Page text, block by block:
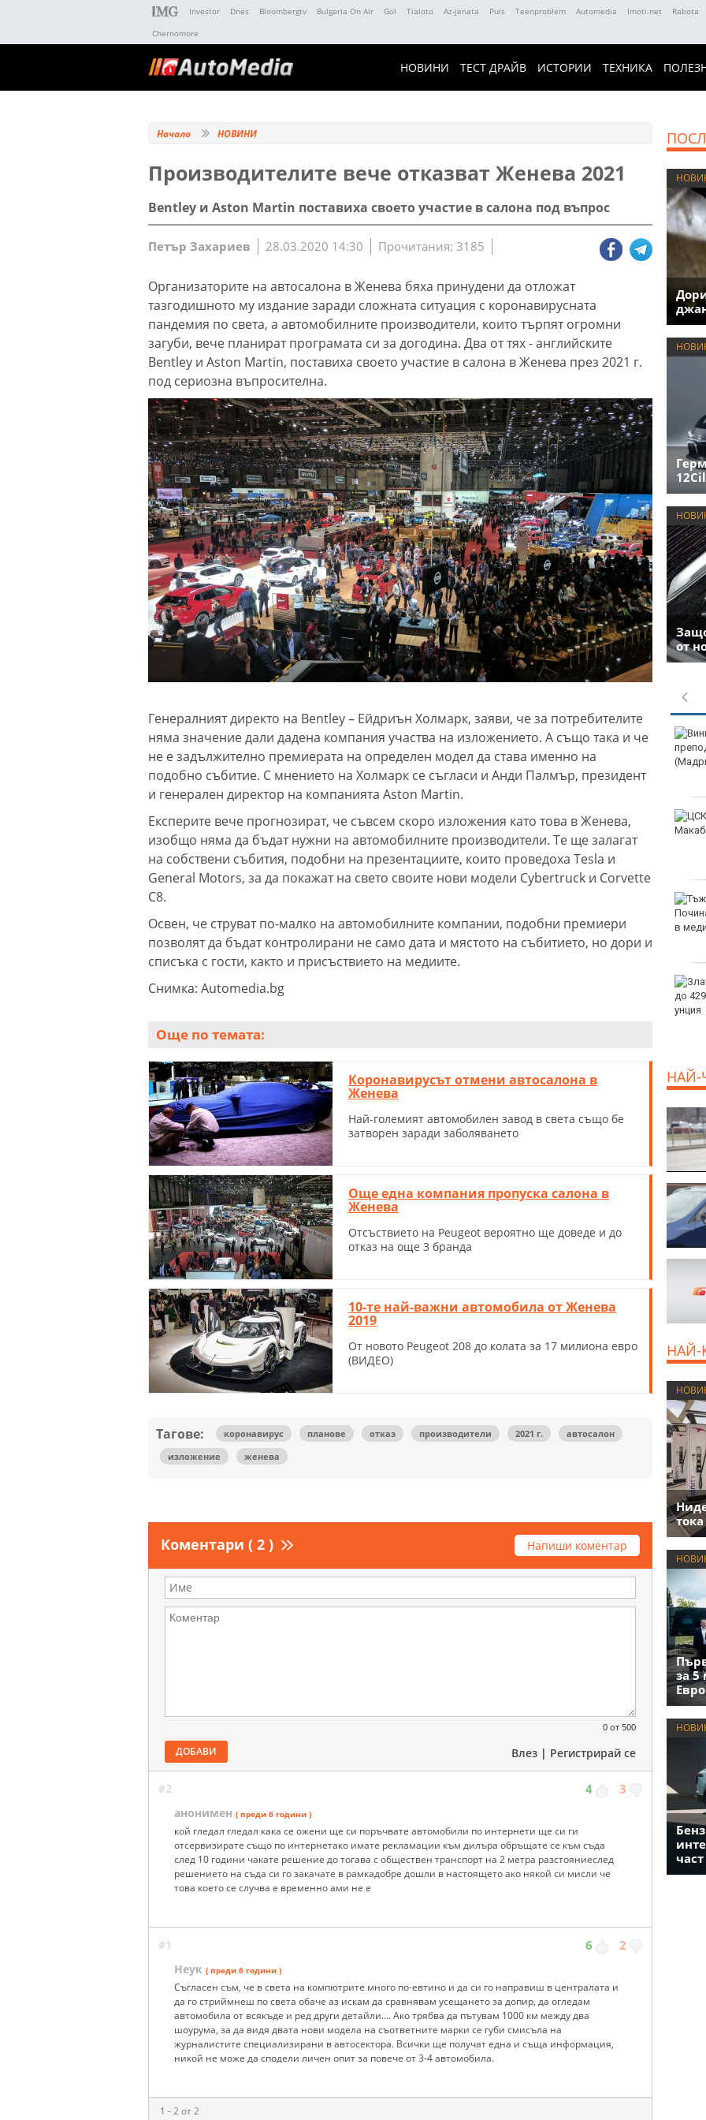
Investor Dnes Bloombergtv Bulgaria On Air Gol Tialoto Az-jenata Puls Teenproblem Automedia Imoti.net Rabota
Chernomore
НОВИНИ ТЕСТ ДРАЙВ ИСТОРИИ ТЕХНИКА
Начало НОВИНИ
Производителите вече отказват Женева 2021
Bentley и Aston Martin поставиха своето участие в салона под въпрос
Петър Захариев 28.03.2020 14:30 Прочитания: 3185
Организаторите на автосалона в Женева бяха принудени да отложат
тазгодишното му издание заради сложната ситуация с коронавирусната
пандемия по света, а автомобилните производители, които търпят огромни
загуби, вече планират програмата си за догодина. Два от тях - английските
Bentley и Aston Martin, поставиха своето участие в салона в Женева през 2021 г.
под сериозна въпросителна.
Генералният директо на Bentley – Ейдриън Холмарк, заяви, че за потребителите
няма значение дали дадена компания участва на изложението. А също така и че
не е задължително премиерата на определен модел да става именно на
подобно събитие. С мнението на Холмарк се съгласи и Анди Палмър, президент
и генерален директор на компанията Aston Martin.
Експерите вече прогнозират, че съвсем скоро изложения като това в Женева,
изобщо няма да бъдат нужни на автомобилните производители. Те ще залагат
на собствени събития, подобни на презентациите, които проведоха Tesla и
General Motors, за да покажат на свето своите нови модели Cybertruck и Corvette
C8.
Освен, че струват по-малко на автомобилните компании, подобни премиери
позволят да бъдат контролирани не само дата и мястото на събитието, но дори и
списъка с гости, както и присъствието на медиите.
Снимка: Automedia.bg
Още по темата:
Коронавирусът отмени автосалона в
Женева
Най-големият автомобилен завод в света също бе
затворен заради заболяването
Още една компания пропуска салона в
Женева
Отсъствието на Peugeot вероятно ще доведе и до
отказ на още 3 бранда
10-те най-важни автомобила от Женева
2019
От новото Peugeot 208 до колата за 17 милиона евро
(ВИДЕО)
Тагове: коронавирус планове отказ производители 2021 г.
автосалон
изложение
женева
Коментари ( 2 ) Напиши коментар
0 от 500
ДОБАВИ Влез | Регистрирай се
#2 4 3
анонимен ( преди 6 години )
кой гледал гледал кака се ожени ще си поръчвате автомобили по интернети ще си ги
отсервизирате също по интернетако имате рекламации към дилъра обръщате се към съда
след 10 години чакате решение до тогава с обществен транспорт на 2 метра разстояниеслед
решението на съда си го закачате в рамкадобре дошли в настоящето ако някой си мисли че
това което се случва е временно ами не е
#1 6 2
Неук ( преди 6 години )
Съгласен съм, че в света на компютрите много по-евтино и да си го направиш в централата и
да го стриймнеш по света обаче аз искам да сравнявам усещането за допир, да огледам
автомобила от всякъде и ред други детайли.... Ако трябва да пътувам 1000 км между два
шоурума, за да видя двата нови модела на съответните марки се губи смисъла на
журналистите специализирани в автосектора. Всички ще получат една и съща информация,
никой не може да сподели личен опит за повече от 3-4 автомобила.
1 - 2 от 2
от
НАЙ-
НАЙ-
за 5
част